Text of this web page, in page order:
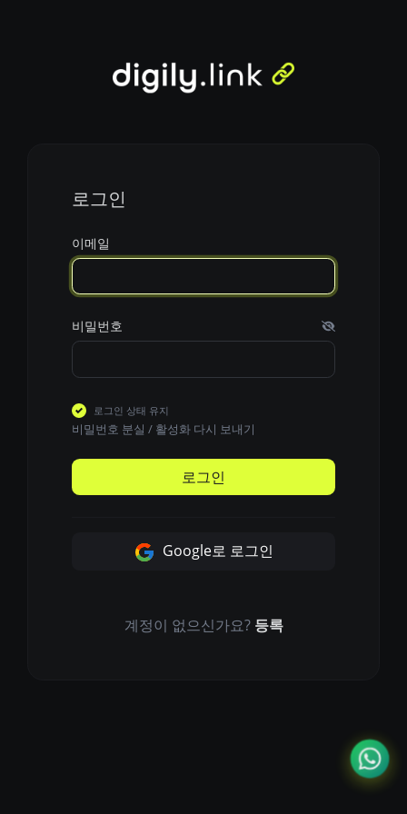
로그인
이메일
비밀번호
로그인 상태 유지
비밀번호 분실 / 활성화 다시 보내기
로그인
Google로 로그인
계정이 없으신가요? 등록